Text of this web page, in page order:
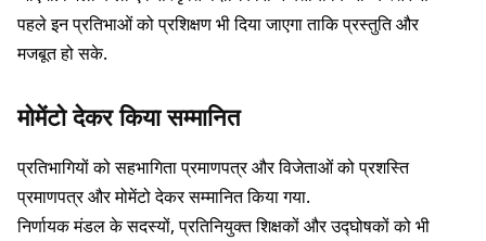
पहले इन प्रतिभाओं को प्रशिक्षण भी दिया जाएगा ताकि प्रस्तुति और
मजबूत हो सके.
मोमेंटो देकर किया सम्मानित
प्रतिभागियों को सहभागिता प्रमाणपत्र और विजेताओं को प्रशस्ति
प्रमाणपत्र और मोमेंटो देकर सम्मानित किया गया.
निर्णायक मंडल के सदस्यों, प्रतिनियुक्त शिक्षकों और उद्घोषकों को भी